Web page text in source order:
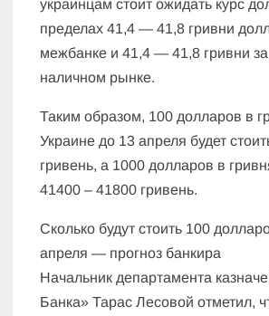
украинцам стоит ожидать курс
пределах 41,4 — 41,8 гривни
межбанке и 41,4 — 41,8 гривни
наличном рынке.
Таким образом, 100 долларов в
Украине до 13 апреля будет
гривень, а 1000 долларов в
41400 – 41800 гривень.
Сколько будут стоить 100
апреля — прогноз банкира
Начальник департамента
Банка» Тарас Лесовой отметил,